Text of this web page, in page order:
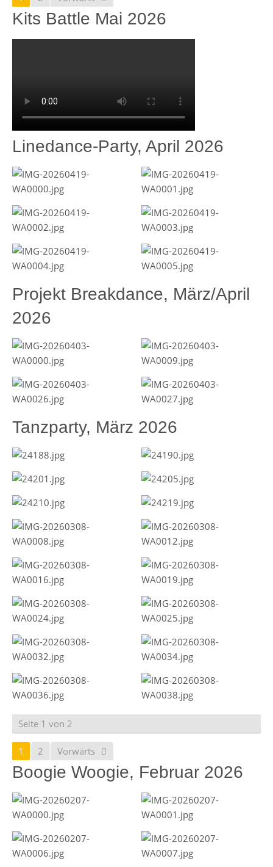
Kits Battle Mai 2026
Linedance-Party, April 2026
Projekt Breakdance, März/April
2026
Tanzparty, März 2026
Seite 1 von 2
1 2 Vorwärts
Boogie Woogie, Februar 2026